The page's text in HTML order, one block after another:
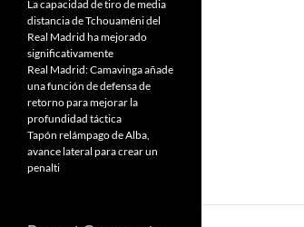
La capacidad de tiro de media
distancia de Tchouaméni del
Real Madrid ha mejorado
significativamente
Real Madrid: Camavinga añade
una función de defensa de
retorno para mejorar la
profundidad táctica
Tapón relámpago de Alba,
avance lateral para crear un
penalti